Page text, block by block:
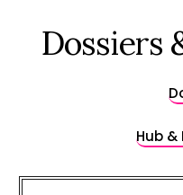
Dossiers
Hub &